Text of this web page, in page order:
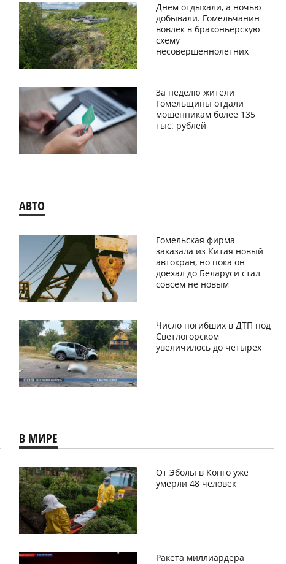
Днем отдыхали, а ночью
добывали. Гомельчанин
вовлек в браконьерскую
схему
несовершеннолетних
За неделю жители
Гомельщины отдали
мошенникам более 135
тыс. рублей
АВТО
Гомельская фирма
заказала из Китая новый
автокран, но пока он
доехал до Беларуси стал
совсем не новым
Число погибших в ДТП под
Светлогорском
увеличилось до четырех
В МИРЕ
От Эболы в Конго уже
умерли 48 человек
Ракета миллиардера